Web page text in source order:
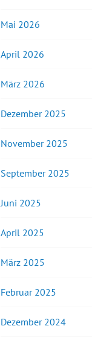
Mai 2026
April 2026
März 2026
Dezember 2025
November 2025
September 2025
Juni 2025
April 2025
März 2025
Februar 2025
Dezember 2024